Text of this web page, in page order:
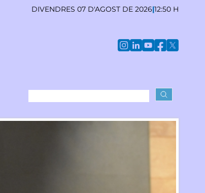
DIVENDRES 07 D'AGOST DE 2026|12:50 H